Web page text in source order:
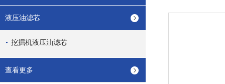
液压油滤芯
挖掘机液压油滤芯
查看更多